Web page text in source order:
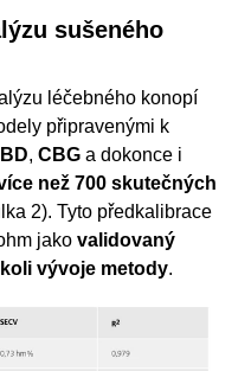
sušeného
léčebného konopí
připravenými k
, CBG a dokonce i
než 700 skutečných
2). Tyto předkalibrace
jako validovaný
vývoje metody.